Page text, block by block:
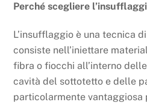
Perché scegliere
L’insufflaggio è una tecnica
consiste nell’iniettare
fibra o fiocchi all’interno
cavità del sottotetto e delle
particolarmente vantaggiosa